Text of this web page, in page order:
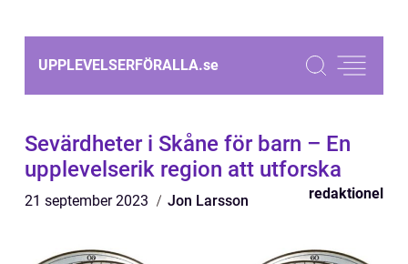
UPPLEVELSERFÖRALLA.se
Sevärdheter i Skåne för barn – En
upplevelserik region att utforska
21 september 2023 Jon Larsson redaktionel